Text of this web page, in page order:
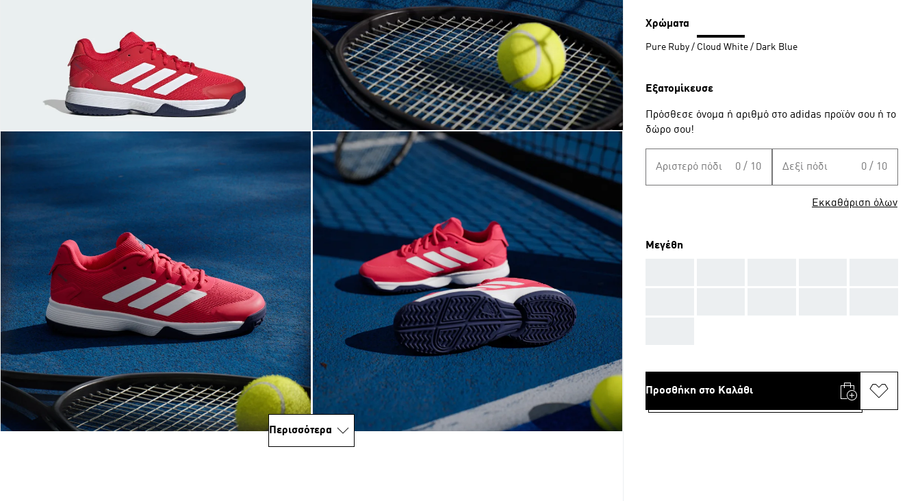
Περισσότερα
Χρώματα
Pure Ruby / Cloud White / Dark Blue
Εξατομίκευσε
Πρόσθεσε όνομα ή αριθμό στο adidas προϊόν σου ή το
δώρο σου!
Αριστερό πόδι 0 / 10 Δεξί πόδι 0 / 10
Εκκαθάριση όλων
Μεγέθη
Προσθήκη στο Καλάθι